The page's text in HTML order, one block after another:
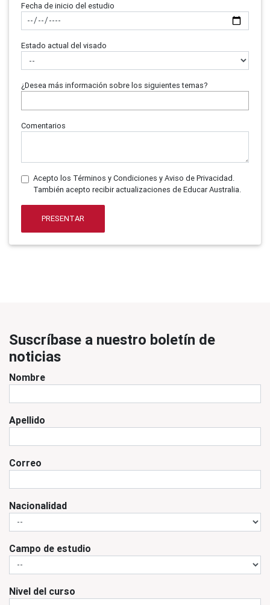
Fecha de inicio del estudio
Estado actual del visado
¿Desea más información sobre los siguientes temas?
Comentarios
Acepto los Términos y Condiciones y Aviso de Privacidad.
También acepto recibir actualizaciones de Educar Australia.
PRESENTAR
Suscríbase a nuestro boletín de
noticias
Nombre
Apellido
Correo
Nacionalidad
Campo de estudio
Nivel del curso